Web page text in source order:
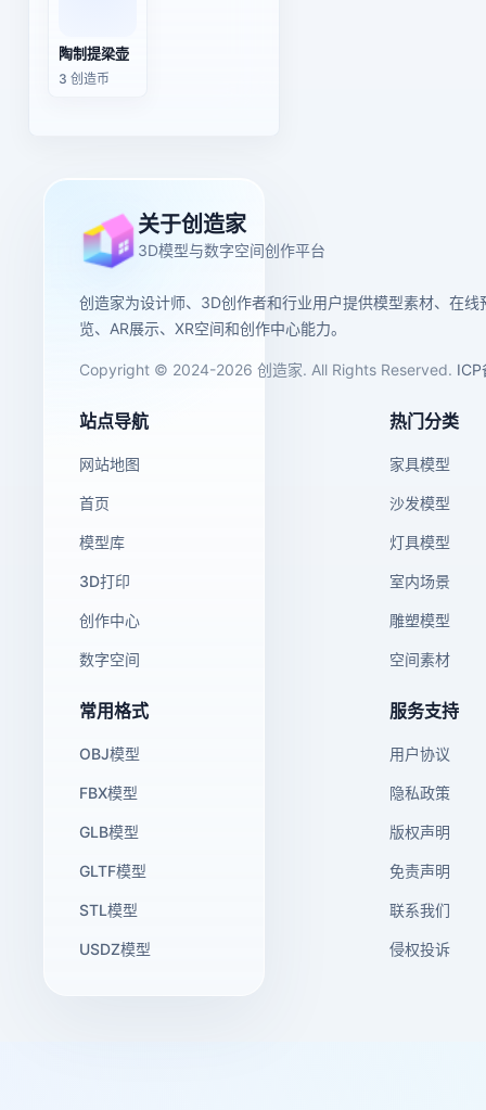
陶制提梁壶
3 创造币
关于创造家
3D模型与数字空间创作平台
创造家为设计师、3D创作者和行业用户提供模型素材、在线
览、AR展示、XR空间和创作中心能力。
Copyright © 2024-2026 创造家. All Rights Reserved. ICP
站点导航
网站地图
首页
模型库
3D打印
创作中心
数字空间
热门分类
家具模型
沙发模型
灯具模型
室内场景
雕塑模型
空间素材
常用格式
OBJ模型
FBX模型
GLB模型
GLTF模型
STL模型
USDZ模型
服务支持
用户协议
隐私政策
版权声明
免责声明
联系我们
侵权投诉